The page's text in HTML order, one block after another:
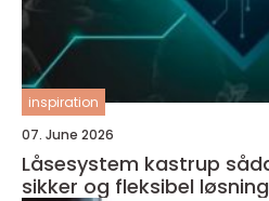
inspiration
07. June 2026
Låsesystem kastrup sådan vælger du en
sikker og fleksibel løsning